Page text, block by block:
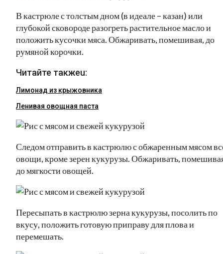
В кастрюле с толстым дном (в идеале – казан) или
глубокой сковороде разогреть растительное масло и
положить кусочки мяса. Обжаривать, помешивая, до
румяной корочки.
Читайте такжеu:
Лимонад из крыжовника
Ленивая овощная паста
Следом отправить в кастрюлю с обжаренным мясом
овощи, кроме зерен кукурузы. Обжаривать,
до мягкости овощей.
Пересыпать в кастрюлю зерна кукурузы, посолить по
вкусу, положить готовую приправу для плова и
перемешать.